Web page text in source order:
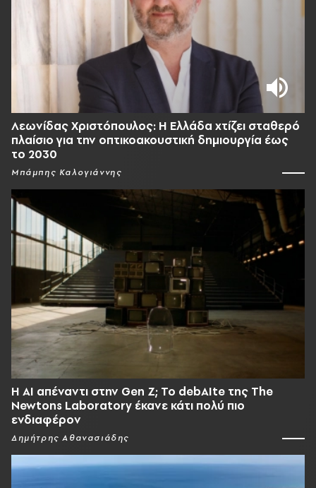
Λεωνίδας Χριστόπουλος: Η Ελλάδα χτίζει σταθερό
πλαίσιο για την οπτικοακουστική δημιουργία έως
το 2030
Μπάμπης Καλογιάννης
Η AI απέναντι στην Gen Z; Το debAIte της The
Newtons Laboratory έκανε κάτι πολύ πιο
ενδιαφέρον
Δημήτρης Αθανασιάδης